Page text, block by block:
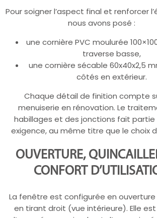
Pour soigner l’aspect final et renforcer
nous avons posé :
une cornière PVC moulurée
traverse basse,
une cornière sécable 60x40x2,5
côtés en extérieur.
Chaque détail de finition compte
menuiserie en rénovation. Le
habillages et des jonctions fait
exigence, au même titre que le choix
OUVERTURE,
CONFORT
La fenêtre est configurée en ouverture
en tirant droit (vue intérieure). Elle